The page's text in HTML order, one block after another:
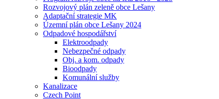
Rozvojový plán zeleně obce Lešany
Adaptační strategie MK
Územní plán obce Lešany 2024
Odpadové hospodářství
Elektroodpady
Nebezpečné odpady
Obj. a kom. odpady
Bioodpady
Komunální služby
Kanalizace
Czech Point